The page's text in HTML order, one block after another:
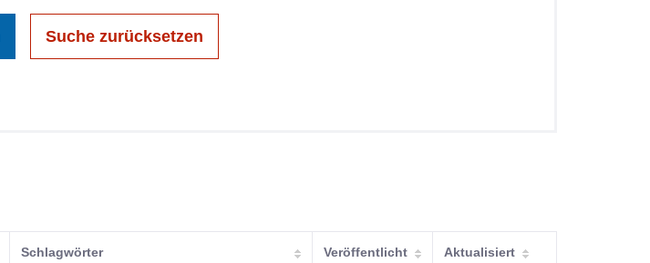
Suche zurücksetzen
Schlagwörter Veröffentlicht Aktualisiert